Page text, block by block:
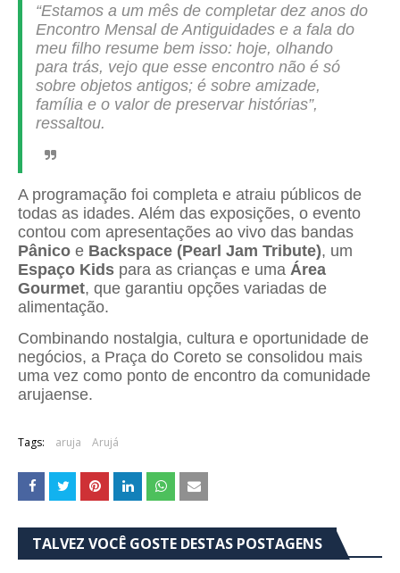
“Estamos a um mês de completar dez anos do
Encontro Mensal de Antiguidades e a fala do
meu filho resume bem isso: hoje, olhando
para trás, vejo que esse encontro não é só
sobre objetos antigos; é sobre amizade,
família e o valor de preservar histórias”,
ressaltou.
A programação foi completa e atraiu públicos de
todas as idades. Além das exposições, o evento
contou com apresentações ao vivo das bandas
Pânico e Backspace (Pearl Jam Tribute), um
Espaço Kids para as crianças e uma Área
Gourmet, que garantiu opções variadas de
alimentação.
Combinando nostalgia, cultura e oportunidade de
negócios, a Praça do Coreto se consolidou mais
uma vez como ponto de encontro da comunidade
arujaense.
Tags: aruja Arujá
TALVEZ VOCÊ GOSTE DESTAS POSTAGENS